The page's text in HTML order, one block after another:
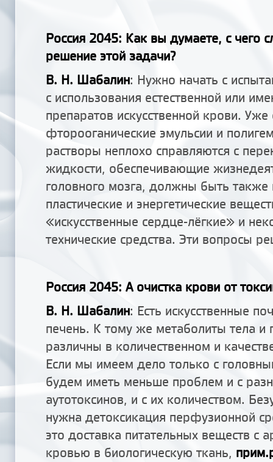
Россия 2045: Как вы думаете, с чего
решение этой задачи?
В. Н. Шабалин: Нужно начать с
с использования естественной или
препаратов искусственной крови. Уже
фторооганические эмульсии и
растворы неплохо справляются с
жидкости, обеспечивающие
головного мозга, должны быть также
пластические и энергетические
«искусственные сердце-лёгкие» и
технические средства. Эти вопросы
Россия 2045: А очистка крови от
В. Н. Шабалин: Есть искусственные
печень. К тому же метаболиты тела и
различны в количественном и
Если мы имеем дело только с
будем иметь меньше проблем и с
аутотоксинов, и с их количеством.
нужна детоксикация перфузионной
это доставка питательных веществ с
кровью в биологическую ткань,